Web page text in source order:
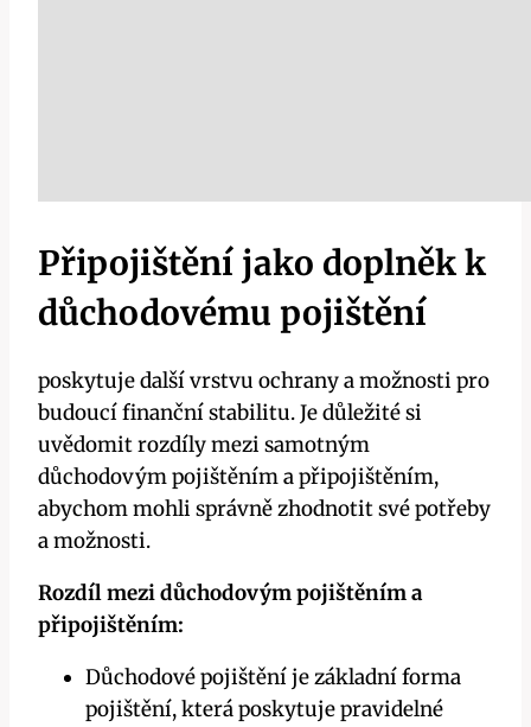
Připojištění jako doplněk k
důchodovému pojištění
poskytuje další vrstvu ochrany a možnosti pro
budoucí finanční stabilitu. Je důležité si
uvědomit rozdíly mezi samotným
důchodovým pojištěním a připojištěním,
abychom mohli správně zhodnotit své potřeby
a možnosti.
Rozdíl mezi důchodovým pojištěním a
připojištěním:
Důchodové pojištění je základní forma
pojištění, která poskytuje pravidelné